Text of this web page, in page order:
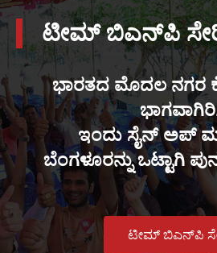
ಟೀಮ್ ಬಿಎನ್‌ಪಿ
ಭಾರತದ ಮೊದಲ ನಗರ
ಇಂದು ಸೈನ್ ಅಪ್
ಬೆಂಗಳೂರನ್ನು ಒಟ್ಟಾಗಿ
ಟೀಮ್ ಬಿಎನ್‌ಪಿ